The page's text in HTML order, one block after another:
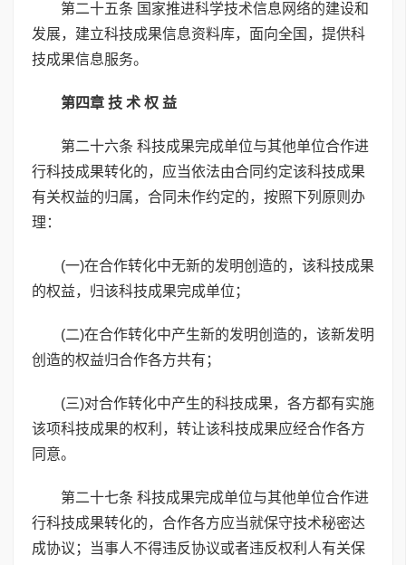
第二十五条 国家推进科学技术信息网络的建设和
发展，建立科技成果信息资料库，面向全国，提供科
技成果信息服务。
第四章 技 术 权 益
第二十六条 科技成果完成单位与其他单位合作进
行科技成果转化的，应当依法由合同约定该科技成果
有关权益的归属，合同未作约定的，按照下列原则办
理：
(一)在合作转化中无新的发明创造的，该科技成果
的权益，归该科技成果完成单位；
(二)在合作转化中产生新的发明创造的，该新发明
创造的权益归合作各方共有；
(三)对合作转化中产生的科技成果，各方都有实施
该项科技成果的权利，转让该科技成果应经合作各方
同意。
第二十七条 科技成果完成单位与其他单位合作进
行科技成果转化的，合作各方应当就保守技术秘密达
成协议；当事人不得违反协议或者违反权利人有关保